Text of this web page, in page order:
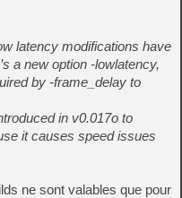
latency modifications have
a new option -lowlatency,
by -frame_delay to
in v0.017o to
it causes speed issues
ne sont valables que pour